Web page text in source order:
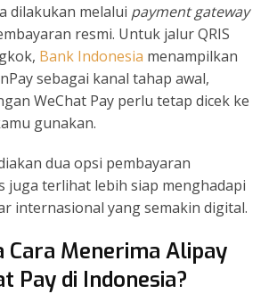
dilakukan melalui payment gateway
resmi. Untuk jalur QRIS
Bank Indonesia menampilkan
sebagai kanal tahap awal,
WeChat Pay perlu tetap dicek ke
gunakan.
dua opsi pembayaran
juga terlihat lebih siap menghadapi
internasional yang semakin digital.
Cara Menerima Alipay
Pay di Indonesia?